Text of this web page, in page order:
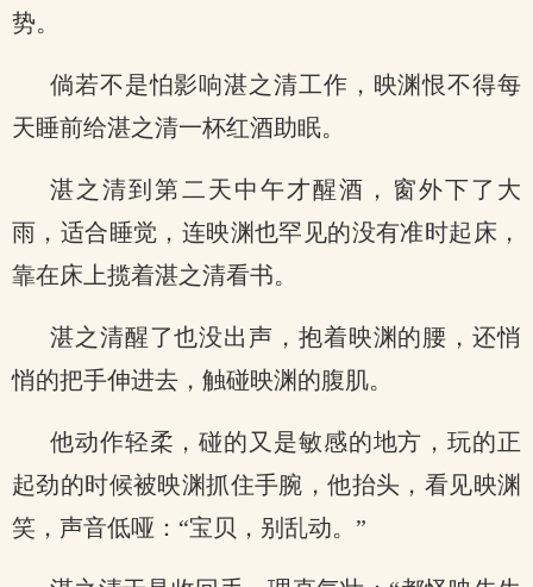
势。
倘若不是怕影响湛之清工作，映渊恨不得每
天睡前给湛之清一杯红酒助眠。
湛之清到第二天中午才醒酒，窗外下了大
雨，适合睡觉，连映渊也罕见的没有准时起床，
靠在床上揽着湛之清看书。
湛之清醒了也没出声，抱着映渊的腰，还悄
悄的把手伸进去，触碰映渊的腹肌。
他动作轻柔，碰的又是敏感的地方，玩的正
起劲的时候被映渊抓住手腕，他抬头，看见映渊
笑，声音低哑：“宝贝，别乱动。”